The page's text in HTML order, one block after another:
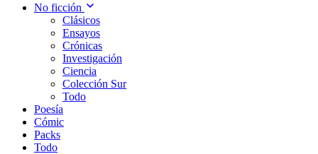
No ficción
Clásicos
Ensayos
Crónicas
Investigación
Ciencia
Colección Sur
Todo
Poesía
Cómic
Packs
Todo